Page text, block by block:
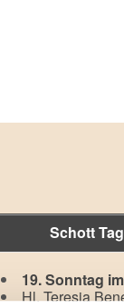
Schott
19. Sonntag
Hl. Teresia